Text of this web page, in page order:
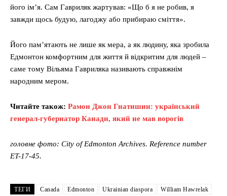
його ім’я. Сам Гавриляк жартував: «Що б я не робив, я
завжди щось будую, лагоджу або прибираю сміття».
Його пам’ятають не лише як мера, а як людину, яка зробила
Едмонтон комфортним для життя й відкритим для людей –
саме тому Вільяма Гавриляка називають справжнім
народним мером.
Читайте також: Рамон Джон Гнатишин: український
генерал-губернатор Канади, який не мав ворогів
головне фото: City of Edmonton Archives. Reference number
ET-17-45.
ТЕГИ Canada Edmonton Ukrainian diaspora William Hawrelak